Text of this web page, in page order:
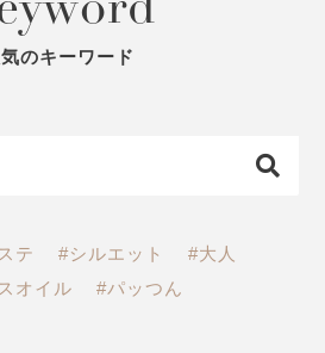
気のキーワード
テ #シルエット
#大人
オイル
#パッつん